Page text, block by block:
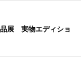
展 実物エディショ